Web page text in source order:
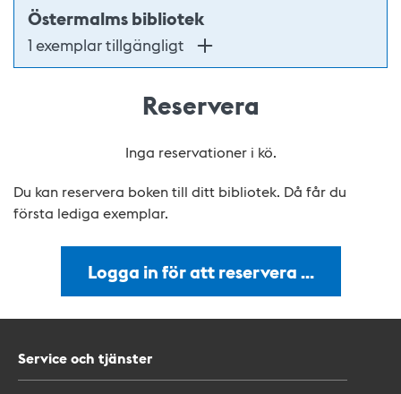
Östermalms bibliotek
1 exemplar tillgängligt
Reservera
Inga reservationer i kö.
Du kan reservera boken till ditt bibliotek. Då får du
första lediga exemplar.
Logga in för att reservera …
Service och tjänster